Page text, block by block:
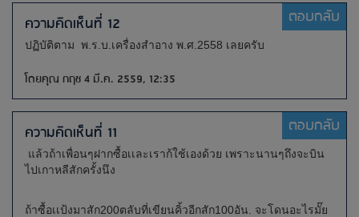
ความคิดเห็นที่ 12 ตอบกลับ
ปฏิบัติตาม พ.ร.บ.เครื่องสำอาง พ.ศ.2558 เลยครับ
โดยคุณ กฤช 4 มี.ค. 2559, 12:35
ความคิดเห็นที่ 11 ตอบกลับ
แล้วถ้าเพื่อนๆฝากซื้อเเละเราก้ใช้เองด้วย เพราะนานๆถึงจะบิน
ไปเกาหลีสักครั้งนึง
ถ้าซื้อเเป้งมาสัก200ตลับที่เขียนคิ้วอีกสัก100อัน. จะโดนอะไรมั๊ย